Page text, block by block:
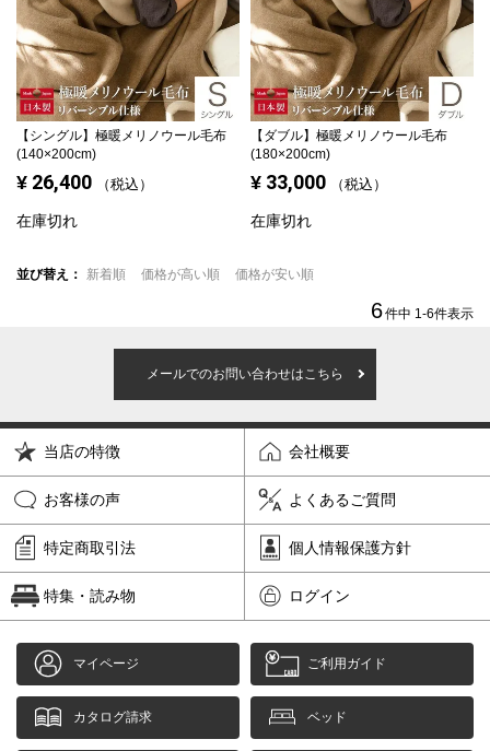
マイページ ログイン
【シングル】 極暖メリノウール毛布
(140×200cm)
¥ 26,400 税込
在庫切れ
【ダブル】 極暖メリノウール毛布
(180×200cm)
¥ 33,000 税込
在庫切れ
並び替え 新着順 価格が高い順 価格が安い順
6件中 1 -6件表示
メールでのお問い合わせはこちら
当店の特徴 会社概要
お客様の声 よくあるご質問
特定商取引法 個人情報保護方針
特集・読み物 ログイン
マイページ ご利用ガイド
カタログ請求 ベッド